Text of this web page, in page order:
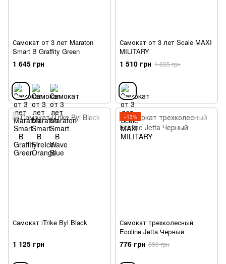
Самокат от 3 лет Maraton
Smart B Graffity Green
1 645 грн
Самокат от 3 лет Scale MAXI
MILITARY
1 510 грн 1 835 грн
Самокат iTrike Byl Black
1 125 грн
−13%
Самокат трехколесный
Ecoline Jetta Черный
776 грн 890 грн